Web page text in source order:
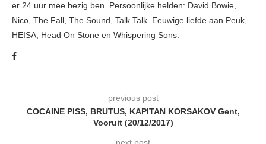
er 24 uur mee bezig ben. Persoonlijke helden: David Bowie,
Nico, The Fall, The Sound, Talk Talk. Eeuwige liefde aan Peuk,
HEISA, Head On Stone en Whispering Sons.
previous post
COCAINE PISS, BRUTUS, KAPITAN KORSAKOV Gent,
Vooruit (20/12/2017)